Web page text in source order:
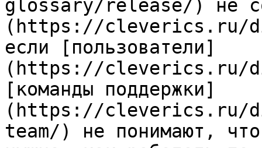
glossary/release/) не
(https://cleverics.ru/
если [пользователи]
(https://cleverics.ru/
[команды поддержки]
(https://cleverics.ru/
team/) не понимают,